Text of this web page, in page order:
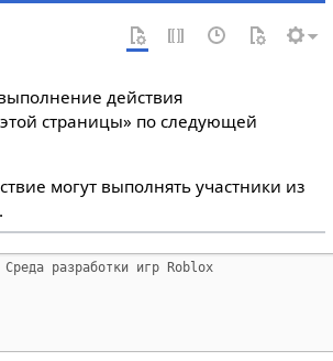
действия
страницы» по следующей
могут выполнять участники из
.